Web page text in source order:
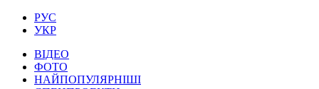
РУС
УКР
ВІДЕО
ФОТО
НАЙПОПУЛЯРНІШІ